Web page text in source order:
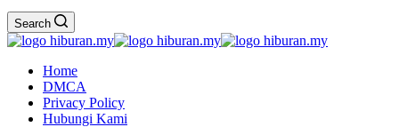
Search
Home
DMCA
Privacy Policy
Hubungi Kami